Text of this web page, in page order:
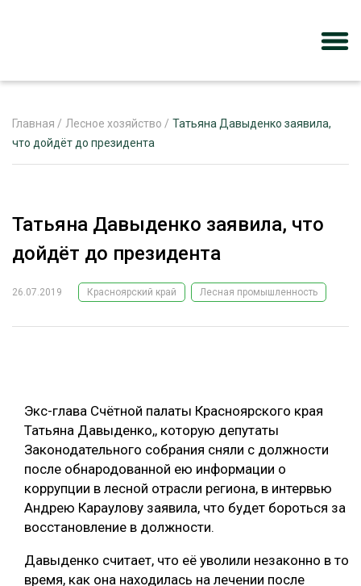
РЕКЛАМОДАТЕЛЯМ
ЛЕСНОЕ ХОЗЯЙСТВО
ЦИФРОВАЯ СРЕДА
БИОЭНЕРГЕТИКА
ЛЕСОВОССТАНОВЛЕНИЕ И ЗАЩИТА
ЛОГИСТИКА
ПРОИЗВОДСТВО ДРЕВЕСНЫХ ПЛИТ
ЦБП
РУБРИКИ
ТЕМАТИЧЕСКИЕ ПРОЕКТЫ
ПОДБОРКИ СТАТЕЙ
Главная / Лесное хозяйство / Татьяна Давыденко заявила,
что дойдёт до президента
Татьяна Давыденко заявила, что
дойдёт до президента
26.07.2019 Красноярский край Лесная промышленность
Экс-глава Счётной палаты Красноярского края
Татьяна Давыденко,, которую депутаты
Законодательного собрания сняли с должности
после обнародованной ею информации о
коррупции в лесной отрасли региона, в интервью
Андрею Караулову заявила, что будет бороться за
восстановление в должности.
Давыденко считает, что её уволили незаконно в то
время, как она находилась на лечении после